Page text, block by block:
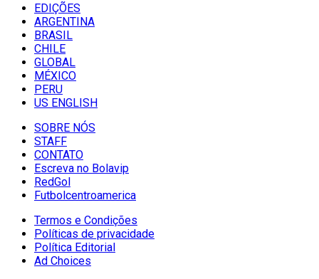
EDIÇÕES
ARGENTINA
BRASIL
CHILE
GLOBAL
MÉXICO
PERU
US ENGLISH
SOBRE NÓS
STAFF
CONTATO
Escreva no Bolavip
RedGol
Futbolcentroamerica
Termos e Condições
Políticas de privacidade
Política Editorial
Ad Choices